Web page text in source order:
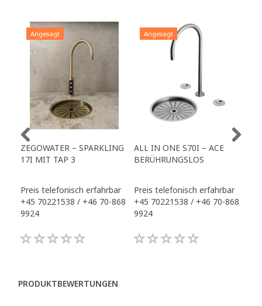
Angesagt
ZEGOWATER – SPARKLING
17I MIT TAP 3
Preis telefonisch erfahrbar
+45 70221538 / +46 70-868
9924
Angesagt
ALL IN ONE S70I – ACE
BERÜHRUNGSLOS
Preis telefonisch erfahrbar
+45 70221538 / +46 70-868
9924
PRODUKTBEWERTUNGEN